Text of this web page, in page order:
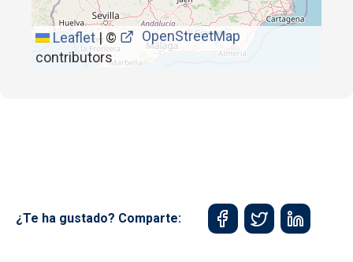
Leaflet|©
OpenStreetMap
contributors
¿Te ha gustado? Comparte: